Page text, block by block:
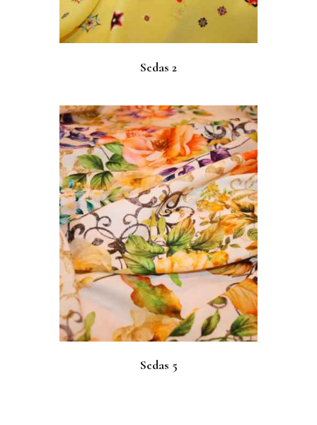
Sedas 2
Sedas 5